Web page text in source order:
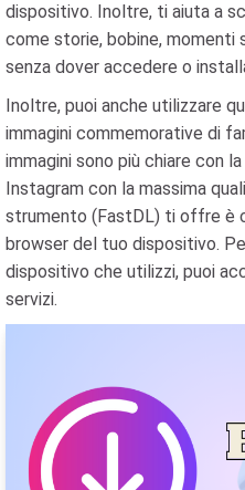
dispositivo. Inoltre, ti aiuta a
come storie, bobine, momenti
senza dover accedere o
Inoltre, puoi anche utilizzare
immagini commemorative di
immagini sono più chiare con
Instagram con la massima
strumento (FastDL) ti offre è
browser del tuo dispositivo.
dispositivo che utilizzi, puoi
servizi.